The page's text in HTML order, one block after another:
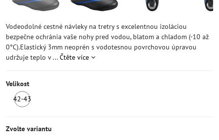
Vodeodolné cestné návleky na tretry s excelentnou izoláciou
bezpečne ochránia vaše nohy pred vodou, blatom a chladom (-10 až
0°C).Elastický 3mm neoprén s vodotesnou povrchovou úpravou
udržuje teplo v ...Čtěte více
Velikost
42-43
Zvolte variantu